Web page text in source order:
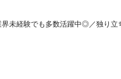
界未経験でも多数活躍中◎／独り立